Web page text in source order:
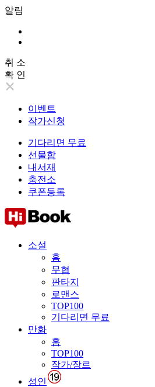
알림
취 소
확 인
이벤트
작가신청
기다리면 무료
선물함
내서재
충전소
쿠폰등록
소설
홈
무협
판타지
로맨스
TOP100
기다리면 무료
만화
홈
TOP100
작가/장르
성인